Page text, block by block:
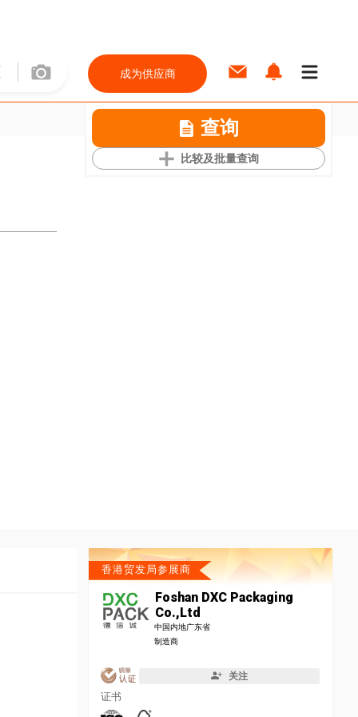
成为供应商
查询
比较及批量查询
香港贸发局参展商
Foshan DXC Packaging
Co.,Ltd
中国内地广东省
制造商
关注
证书